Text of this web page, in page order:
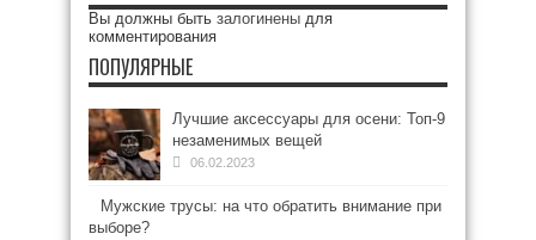
Вы должны быть залогинены для
комментирования
ПОПУЛЯРНЫЕ
Лучшие аксессуары для осени: Топ-9
незаменимых вещей
06.02.2023
Мужские трусы: на что обратить внимание при
выборе?